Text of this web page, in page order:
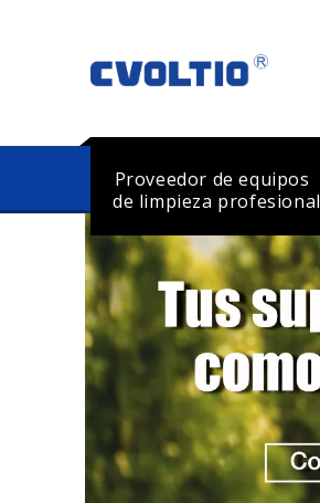
Proveedor de equipos
de limpieza profesional